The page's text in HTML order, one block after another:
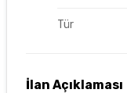
Tür
İlan Açıklaması